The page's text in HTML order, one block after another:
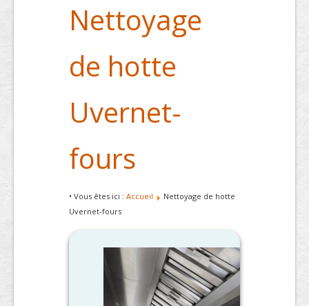
Nettoyage
de hotte
Uvernet-
fours
• Vous êtes ici : Accueil
Nettoyage de hotte
Uvernet-fours